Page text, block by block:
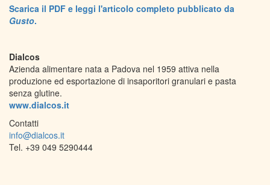
Scarica il PDF e leggi l'articolo completo pubblicato da
Gusto.
Dialcos
Azienda alimentare nata a Padova nel 1959 attiva nella
produzione ed esportazione di insaporitori granulari e pasta
senza glutine.
www.dialcos.it
Contatti
info@dialcos.it
Tel. +39 049 5290444